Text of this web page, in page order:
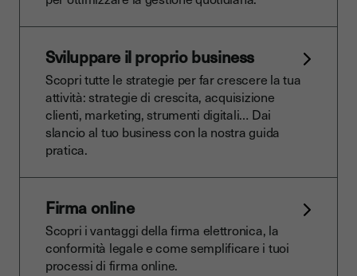
Sviluppare il proprio business
Scopri tutte le strategie per far crescere la tua
attività: strategie di crescita, acquisizione
clienti, marketing, strumenti digitali… Dai
slancio al tuo business con la nostra guida
pratica.
Firma online
Scopri i vantaggi della firma elettronica, la
conformità legale e come semplificare i tuoi
processi di firma online.